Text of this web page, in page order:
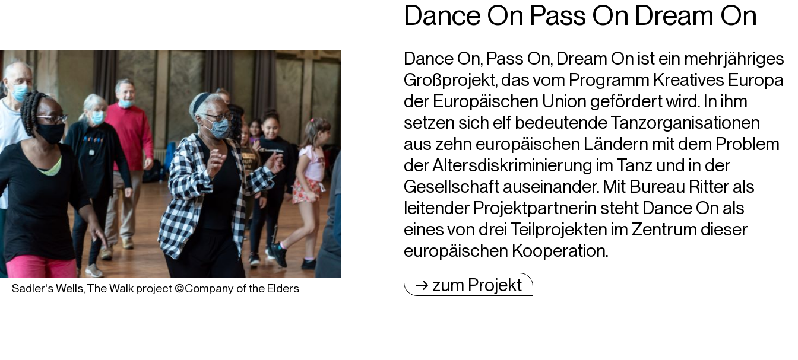
Sadler's Wells, The Walk project ©Company of the Elders
Dance On Pass On Dream On
Dance On, Pass On, Dream On ist ein mehrjähriges
Großprojekt, das vom Programm Kreatives Europa
der Europäischen Union gefördert wird. In ihm
setzen sich elf bedeutende Tanzorganisationen
aus zehn europäischen Ländern mit dem Problem
der Altersdiskriminierung im Tanz und in der
Gesellschaft auseinander. Mit Bureau Ritter als
leitender Projektpartnerin steht Dance On als
eines von drei Teilprojekten im Zentrum dieser
europäischen Kooperation.
→ zum Projekt